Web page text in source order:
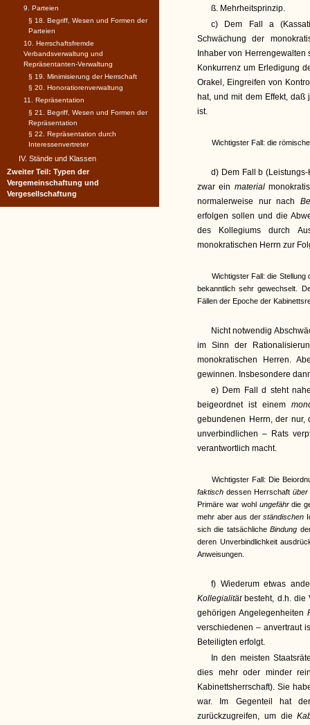
ß. Mehrheitsprinzip.
c) Dem Fall a
Schwächung der
Inhaber von
Konkurrenz um Erledigung
Orakel, Eingreifen von
hat, und mit dem Effekt,
ist.
Wichtigster Fall: die
d) Dem Fall b
zwar ein material
normalerweise nur nach
erfolgen sollen und die
des Kollegiums durch
monokratischen Herrn zur
Wichtigster Fall: die Stellung
bekanntlich sehr gewechselt.
Fällen der Epoche der
Nicht notwendig
im Sinn der
monokratischen Herren.
gewinnen. Insbesondere
e) Dem Fall d steht
beigeordnet ist einem
gebundenen Herrn, der nur,
unverbindlichen – Rats
verantwortlich macht.
Wichtigster Fall: Die
faktisch dessen Herrschaft über
Primäre war wohl ungefährdie
mehr aber aus der ständischen
sich die tatsächlicheBindung
deren Unverbindlichkeit
Anweisungen.
f) Wiederum etwas
Kollegialität besteht, d.h. die
gehörigen Angelegenheiten
verschiedenen – anvertraut
Beteiligten erfolgt.
In den meisten
dies mehr oder minder
Kabinettsherrschaft). Sie
war. Im Gegenteil hat
zurückzugreifen, um die
9. Parteien
§ 18. Begriff, Wesen und Formen der
Parteien
10. Herrschaftsfremde
Verbandsverwaltung und
Repräsentanten-Verwaltung
§ 19. Minimisierung der Herrschaft
§ 20. Honoratiorenverwaltung
11. Repräsentation
§ 21. Begriff, Wesen und Formen der
Repräsentation
§ 22. Repräsentation durch
Interessenvertreter
IV. Stände und Klassen
Zweiter Teil: Typen der
Vergemeinschaftung und
Vergesellschaftung